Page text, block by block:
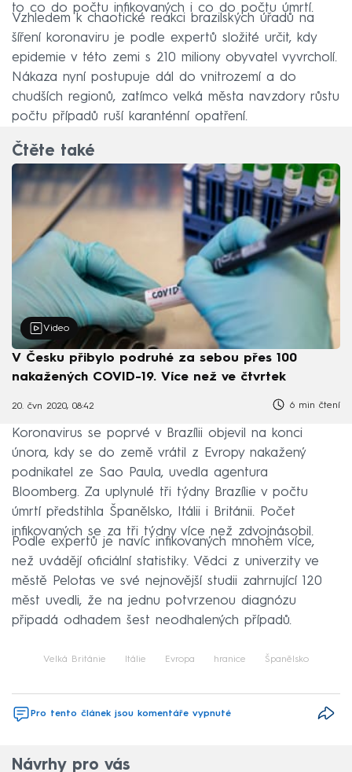
to co do počtu infikovaných i co do počtu úmrtí.
Vzhledem k chaotické reakci brazilských úřadů na
šíření koronaviru je podle expertů složité určit, kdy
epidemie v této zemi s 210 miliony obyvatel vyvrcholí.
Nákaza nyní postupuje dál do vnitrozemí a do
chudších regionů, zatímco velká města navzdory růstu
počtu případů ruší karanténní opatření.
Čtěte také
Video
V Česku přibylo podruhé za sebou přes 100
nakažených COVID-19. Více než ve čtvrtek
20. čvn 2020, 08:42 6 min čtení
Koronavirus se poprvé v Brazílii objevil na konci
února, kdy se do země vrátil z Evropy nakažený
podnikatel ze Sao Paula, uvedla agentura
Bloomberg. Za uplynulé tři týdny Brazílie v počtu
úmrtí předstihla Španělsko, Itálii i Británii. Počet
infikovaných se za tři týdny více než zdvojnásobil.
Podle expertů je navíc infikovaných mnohem více,
než uvádějí oficiální statistiky. Vědci z univerzity ve
městě Pelotas ve své nejnovější studii zahrnující 120
měst uvedli, že na jednu potvrzenou diagnózu
připadá odhadem šest neodhalených případů.
Velká Británie Itálie Evropa hranice Španělsko
Pro tento článek jsou komentáře vypnuté
Návrhy pro vás